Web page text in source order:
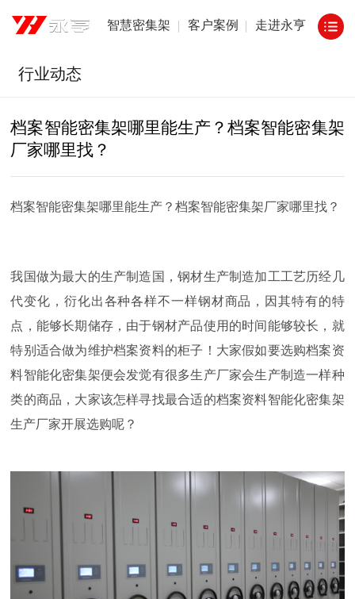
智慧密集架 客户案例 走进永亨
行业动态
档案智能密集架哪里能生产？档案智能密集架
厂家哪里找？
档案智能密集架哪里能生产？档案智能密集架厂家哪里找？
我国做为最大的生产制造国，钢材生产制造加工工艺历经几
代变化，衍化出各种各样不一样钢材商品，因其特有的特
点，能够长期储存，由于钢材产品使用的时间能够较长，就
特别适合做为维护档案资料的柜子！大家假如要选购档案资
料智能化密集架便会发觉有很多生产厂家会生产制造一样种
类的商品，大家该怎样寻找最合适的档案资料智能化密集架
生产厂家开展选购呢？